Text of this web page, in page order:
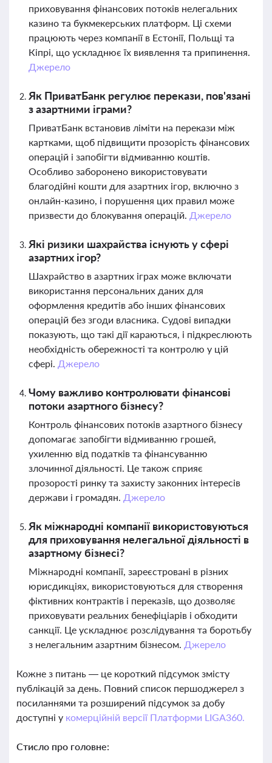
приховування фінансових потоків нелегальних
казино та букмекерських платформ. Ці схеми
працюють через компанії в Естонії, Польщі та
Кіпрі, що ускладнює їх виявлення та припинення.
Джерело
Як ПриватБанк регулює перекази, пов'язані
з азартними іграми?
ПриватБанк встановив ліміти на перекази між
картками, щоб підвищити прозорість фінансових
операцій і запобігти відмиванню коштів.
Особливо заборонено використовувати
благодійні кошти для азартних ігор, включно з
онлайн-казино, і порушення цих правил може
призвести до блокування операцій. Джерело
Які ризики шахрайства існують у сфері
азартних ігор?
Шахрайство в азартних іграх може включати
використання персональних даних для
оформлення кредитів або інших фінансових
операцій без згоди власника. Судові випадки
показують, що такі дії караються, і підкреслюють
необхідність обережності та контролю у цій
сфері. Джерело
Чому важливо контролювати фінансові
потоки азартного бізнесу?
Контроль фінансових потоків азартного бізнесу
допомагає запобігти відмиванню грошей,
ухиленню від податків та фінансуванню
злочинної діяльності. Це також сприяє
прозорості ринку та захисту законних інтересів
держави і громадян. Джерело
Як міжнародні компанії використовуються
для приховування нелегальної діяльності в
азартному бізнесі?
Міжнародні компанії, зареєстровані в різних
юрисдикціях, використовуються для створення
фіктивних контрактів і переказів, що дозволяє
приховувати реальних бенефіціарів і обходити
санкції. Це ускладнює розслідування та боротьбу
з нелегальним азартним бізнесом. Джерело
Кожне з питань — це короткий підсумок змісту
публікацій за день. Повний список першоджерел з
посиланнями та розширений підсумок за добу
доступні у комерційній версії Платформи LIGA360.
Стисло про головне: